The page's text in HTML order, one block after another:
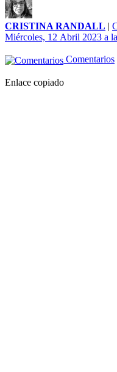
CRISTINA RANDALL |
Miércoles, 12 Abril 2023 a
Comentarios
Enlace copiado